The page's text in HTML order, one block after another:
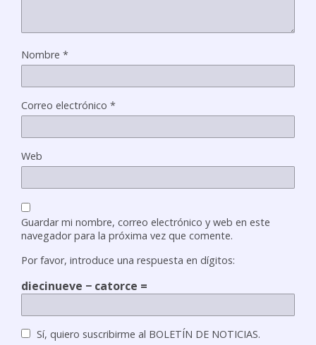
Nombre *
Correo electrónico *
Web
Guardar mi nombre, correo electrónico y web en este
navegador para la próxima vez que comente.
Por favor, introduce una respuesta en dígitos:
diecinueve − catorce =
Sí, quiero suscribirme al BOLETÍN DE NOTICIAS.